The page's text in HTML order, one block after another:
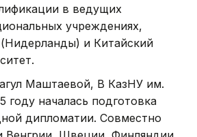
в ведущих
учреждениях,
и Китайский
Маштаевой, В КазНУ им.
году началась подготовка
дипломатии. Совместно